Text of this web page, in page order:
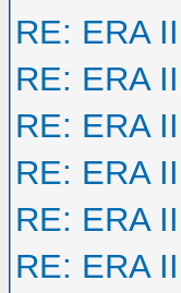
RE: ERA II
RE: ERA II
RE: ERA II
RE: ERA II
RE: ERA II
RE: ERA II